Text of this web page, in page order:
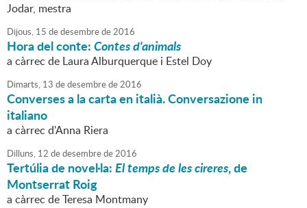
Jodar, mestra
Dijous, 15 dedesembrede2016
Hora del conte:Contes d'animals
a càrrec de Laura Alburquerque i Estel Doy
Dimarts, 13 dedesembrede2016
Converses a la carta en italià. Conversazione in
italiano
a càrrec d'Anna Riera
Dilluns, 12 dedesembrede2016
Tertúlia de novel·la:El temps de les cireres, de
Montserrat Roig
a càrrec de Teresa Montmany